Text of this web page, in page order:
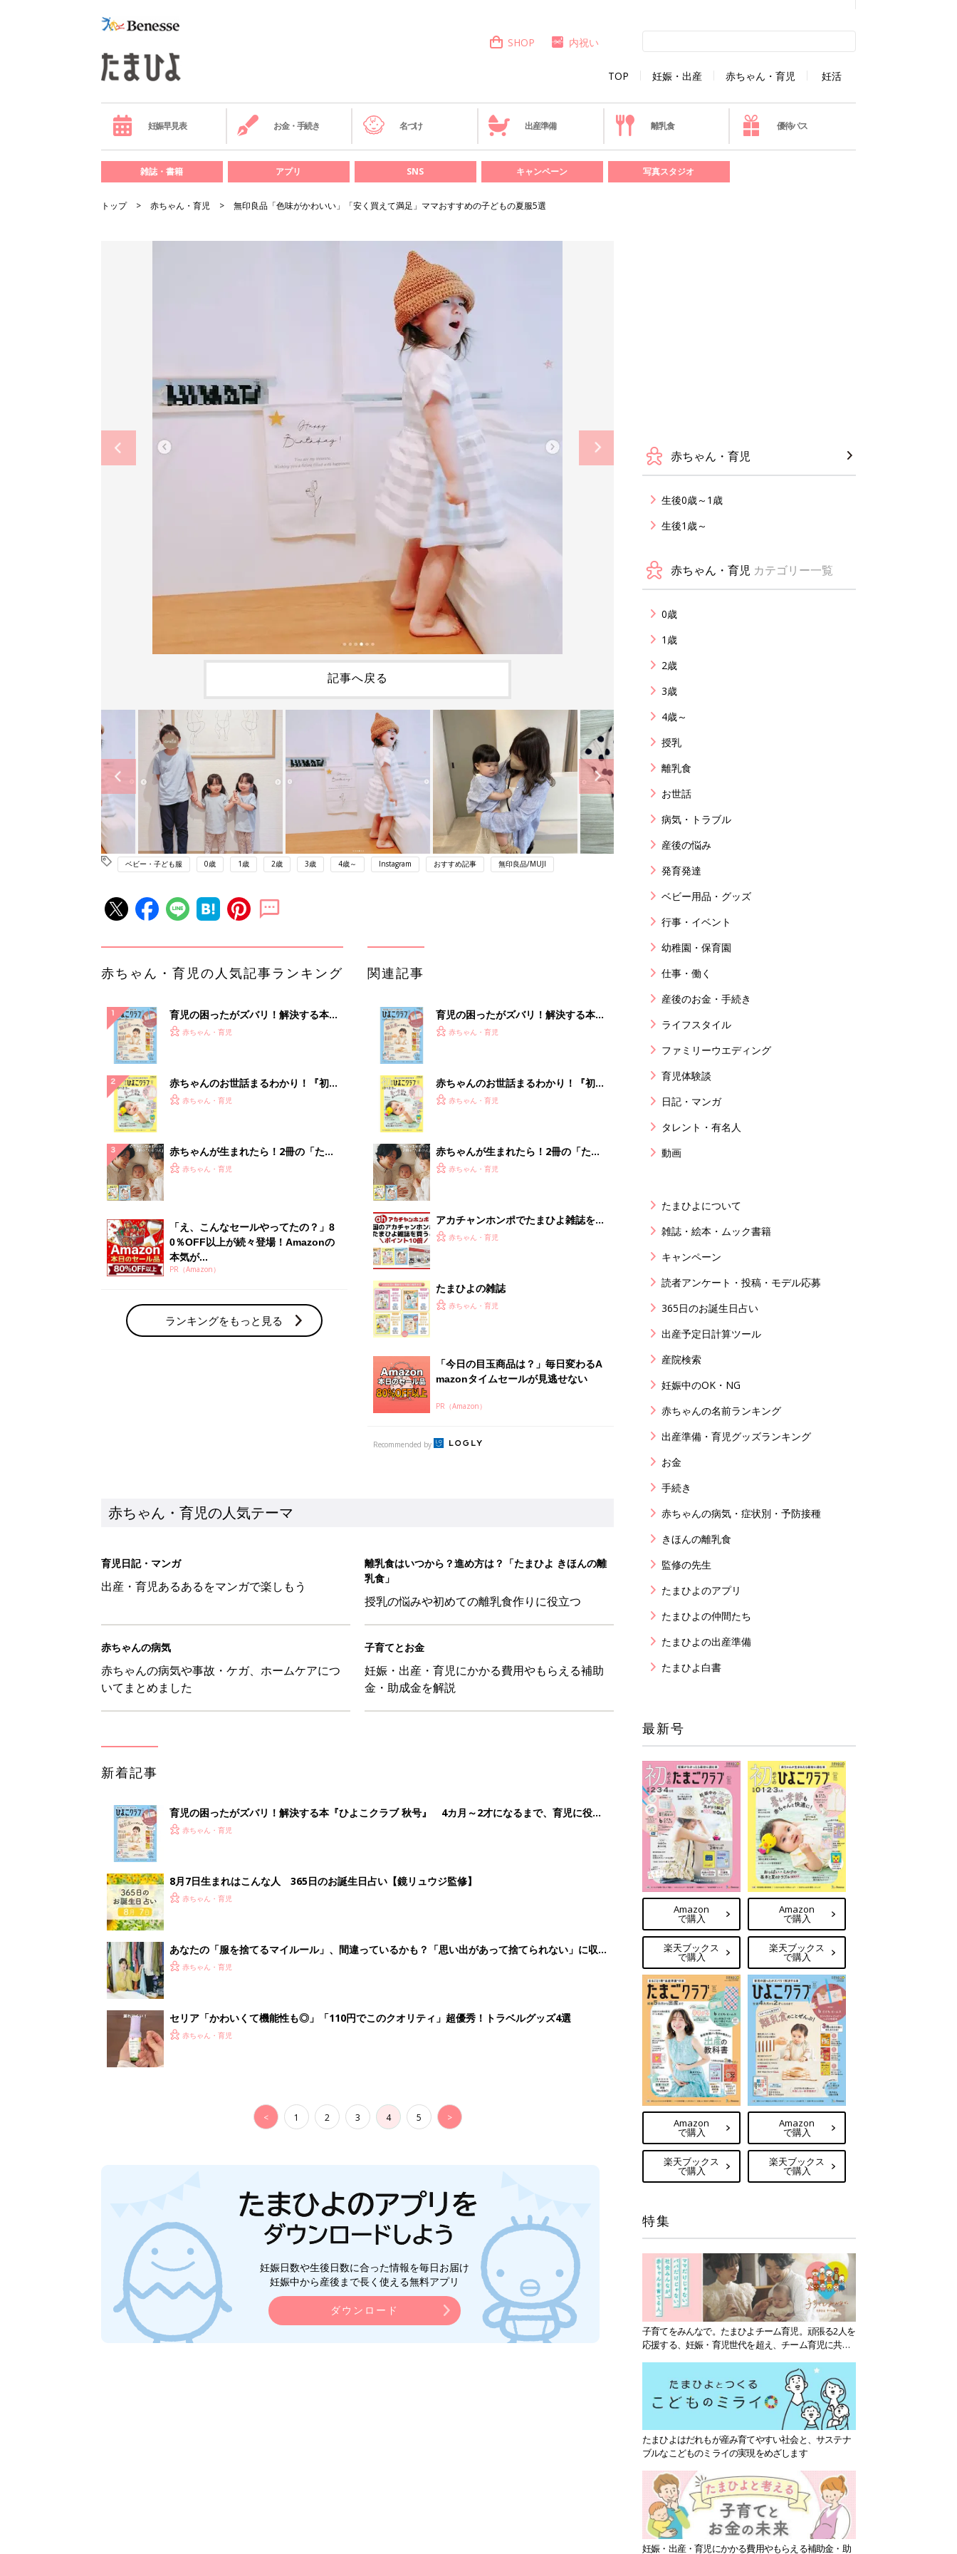
TOP 妊娠・出産 赤ちゃん・育児 妊活
SHOP 内祝い
妊娠早見表 お金・手続き 名づけ 出産準備 離乳食 優待パス
雑誌・書籍 アプリ SNS キャンペーン 写真スタジオ
トップ 赤ちゃん・育児 無印良品「色味がかわいい」「安く買えて満足」ママおすすめの子どもの夏服5選
記事へ戻る
ベビー・子ども服 0歳 1歳 2歳 3歳 4歳～ Instagram おすすめ記事 無印良品/MUJI
赤ちゃん・育児の人気記事ランキング
育児の困ったがズバリ！解決する本
『ひよこクラブ 秋号』 4カ月～2才
赤ちゃん・育児
赤ちゃんのお世話まるわかり！『初め
てのひよこクラブ 夏号』〈巻頭大特
赤ちゃん・育児
赤ちゃんが生まれたら！2冊の「たま
ひよ」
赤ちゃん・育児
「え、こんなセールやってたの？」8
0％OFF以上が続々登場！Amazonの
本気が...
PR（Amazon）
ランキングをもっと見る
関連記事
育児の困ったがズバリ！解決する本
『ひよこクラブ 秋号』 4カ月～2才
赤ちゃん・育児
赤ちゃんのお世話まるわかり！『初め
てのひよこクラブ 夏号』〈巻頭大特
赤ちゃん・育児
赤ちゃんが生まれたら！2冊の「たま
ひよ」
赤ちゃん・育児
アカチャンホンポでたまひよ雑誌を買
うとポイント10倍【期間限定】
赤ちゃん・育児
たまひよの雑誌
赤ちゃん・育児
「今日の目玉商品は？」毎日変わるA
mazonタイムセールが見逃せない
PR（Amazon）
Recommended by
赤ちゃん・育児の人気テーマ
育児日記・マンガ
出産・育児あるあるをマンガで楽しもう
離乳食はいつから？進め方は？「たまひよ きほんの離
乳食」
授乳の悩みや初めての離乳食作りに役立つ
赤ちゃんの病気
赤ちゃんの病気や事故・ケガ、ホームケアにつ
いてまとめました
子育てとお金
妊娠・出産・育児にかかる費用やもらえる補助
金・助成金を解説
新着記事
育児の困ったがズバリ！解決する本『ひよこクラブ 秋号』 4カ月～2才になるまで、育児に役立
つ情報がいっぱい！
赤ちゃん・育児
8月7日生まれはこんな人 365日のお誕生日占い【鏡リュウジ監修】
赤ちゃん・育児
あなたの「服を捨てるマイルール」、間違っているかも？「思い出があって捨てられない」に収納
スタイリストが喝！
赤ちゃん・育児
セリア「かわいくて機能性も◎」「110円でこのクオリティ」超優秀！トラベルグッズ4選
赤ちゃん・育児
< 1 2 3 4 5 >
妊娠日数や生後日数に合った情報を毎日お届け
妊娠中から産後まで長く使える無料アプリ
ダウンロード
赤ちゃん・育児
生後0歳～1歳
生後1歳～
赤ちゃん・育児 カテゴリー一覧
0歳
1歳
2歳
3歳
4歳～
授乳
離乳食
お世話
病気・トラブル
産後の悩み
発育発達
ベビー用品・グッズ
行事・イベント
幼稚園・保育園
仕事・働く
産後のお金・手続き
ライフスタイル
ファミリーウエディング
育児体験談
日記・マンガ
タレント・有名人
動画
たまひよについて
雑誌・絵本・ムック書籍
キャンペーン
読者アンケート・投稿・モデル応募
365日のお誕生日占い
出産予定日計算ツール
産院検索
妊娠中のOK・NG
赤ちゃんの名前ランキング
出産準備・育児グッズランキング
お金
手続き
赤ちゃんの病気・症状別・予防接種
きほんの離乳食
監修の先生
たまひよのアプリ
たまひよの仲間たち
たまひよの出産準備
たまひよ白書
最新号
Amazon
で購入
楽天ブックス
で購入
Amazon
で購入
楽天ブックス
で購入
Amazon
で購入
楽天ブックス
で購入
Amazon
で購入
楽天ブックス
で購入
特集
子育てをみんなで。たまひよチーム育児。頑張る2人を
応援する、妊娠・育児世代を超え、チーム育児に共感
たまひよはだれもが産み育てやすい社会と、サステナ
ブルなこどものミライの実現をめざします
妊娠・出産・育児にかかる費用やもらえる補助金・助